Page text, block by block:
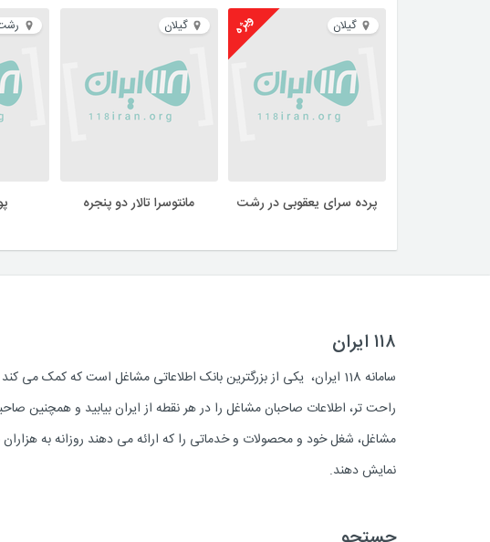
گیلان ویژه
پرده سرای یعقوبی در رشت
گیلان
مانتوسرا تالار دو پنجره
۱۱۸ ایران
سامانه 118 ایران، یکی از بزرگترین بانک اطلاعاتی مشاغل است که کمک می کند
راحت تر، اطلاعات صاحبان مشاغل را در هر نقطه از ایران بیابید و همچنین
مشاغل، شغل خود و محصولات و خدماتی را که ارائه می دهند روزانه به هزاران
نمایش دهند.